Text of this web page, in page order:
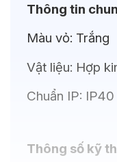
Thông tin
Màu vỏ: Trắng
Vật liệu: Hợp
Chuẩn IP: IP40
Thông số kỹ